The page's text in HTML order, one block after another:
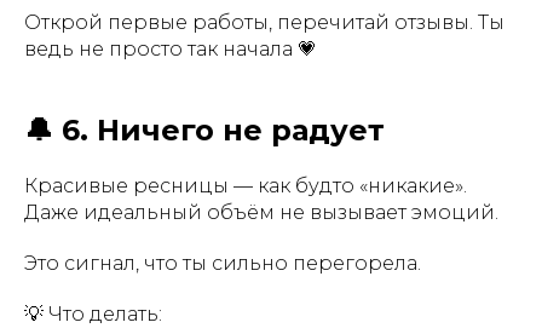
Открой первые работы, перечитай отзывы. Ты
ведь не просто так начала 💗
🔔 6. Ничего не радует
Красивые ресницы — как будто «никакие».
Даже идеальный объём не вызывает эмоций.
Это сигнал, что ты сильно перегорела.
💡 Что делать: